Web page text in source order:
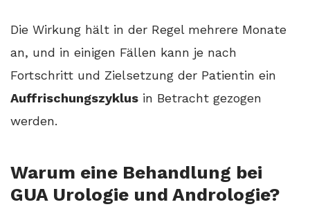
Die Wirkung hält in der Regel mehrere Monate
an, und in einigen Fällen kann je nach
Fortschritt und Zielsetzung der Patientin ein
Auffrischungszyklus in Betracht gezogen
werden.
Warum eine Behandlung bei
GUA Urologie und Andrologie?